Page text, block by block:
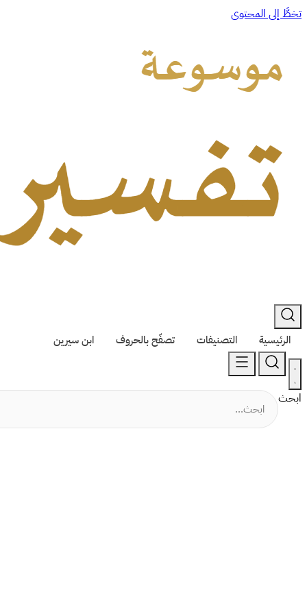
تخطَّ إلى المحتوى
الرئيسية التصنيفات تصفّح بالحروف ابن سيرين
ابحث